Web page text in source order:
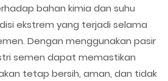
bahan kimia dan suhu
ekstrem yang terjadi selama
Dengan menggunakan pasir
semen dapat memastikan
tetap bersih, aman, dan tidak